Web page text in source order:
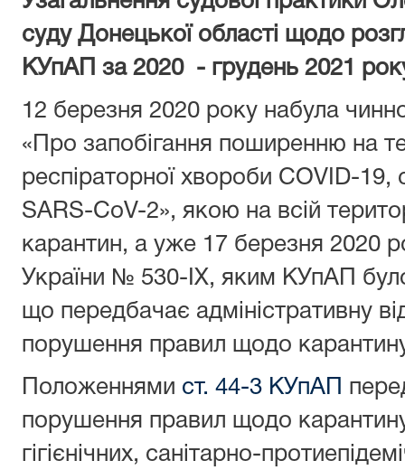
суду Донецької області щодо
КУпАП за 2020 - грудень 2021
12 березня 2020 року набула
«Про запобігання поширенню на
респіраторної хвороби COVID-19,
SARS-CoV-2», якою на всій
карантин, а уже 17 березня 2020
України № 530-IX, яким КУпАП
що передбачає адміністративну
порушення правил щодо
Положеннями ст. 44-3 КУпАП
порушення правил щодо
гігієнічних, санітарно-